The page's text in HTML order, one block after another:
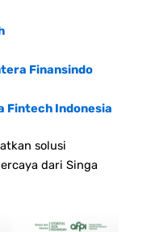
Finansindo
Fintech Indonesia
solusi
dari Singa